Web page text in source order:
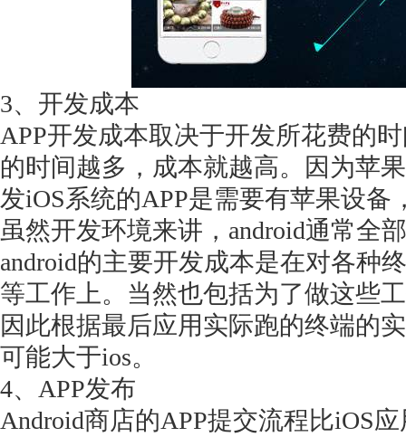
3、开发成本
APP开发成本取决于开发所花费的
的时间越多，成本就越高。因为苹
发iOS系统的APP是需要有苹果设
虽然开发环境来讲，android通常全
android的主要开发成本是在对各种
等工作上。当然也包括为了做这些
因此根据最后应用实际跑的终端的
可能大于ios。
4、APP发布
Android商店的APP提交流程比iOS